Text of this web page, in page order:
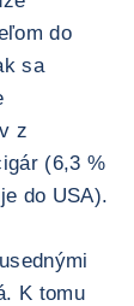
do
sa
z
(6,3 %
do USA).
K tomu